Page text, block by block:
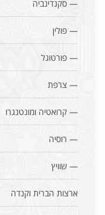
— סקנדינביה
— פולין
— פורטוגל
— צרפת
— קרואטיה ומונטנגרו
— רוסיה
— שוויץ
ארצות הברית וקנדה